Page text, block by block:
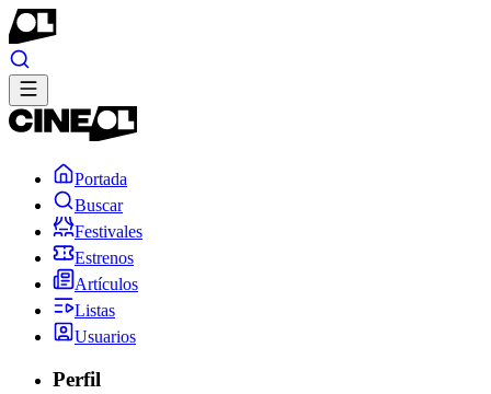
Portada
Buscar
Festivales
Estrenos
Artículos
Listas
Usuarios
Perfil